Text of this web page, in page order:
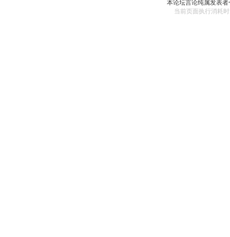
本论坛言论纯属发表
当前页面执行消耗